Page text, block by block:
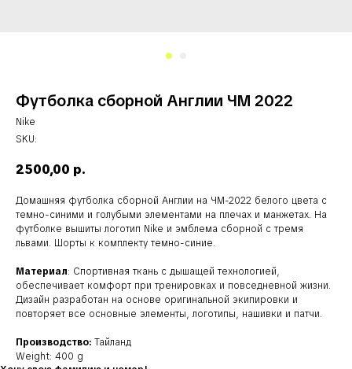
Футболка сборной Англии ЧМ 2022
Nike
SKU:
2500,00 р.
Домашняя футболка сборной Англии на ЧМ-2022 белого цвета с
темно-синими и голубыми элементами на плечах и манжетах. На
футболке вышиты логотип Nike и эмблема сборной с тремя
львами. Шорты к комплекту темно-синие.
Материал: Спортивная ткань с дышащей технологией,
обеспечивает комфорт при тренировках и повседневной жизни.
Дизайн разработан на основе оригинальной экипировки и
повторяет все основные элементы, логотипы, нашивки и патчи.
Производство: Тайланд
Weight: 400 g